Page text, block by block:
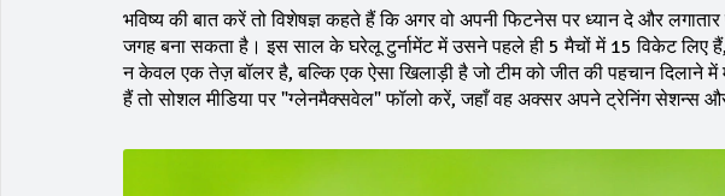
भविष्य की बात करें तो विशेषज्ञ कहते हैं कि अगर वो अपनी फिटनेस पर ध्यान दे और
जगह बना सकता है। इस साल के घरेलू टुर्नामेंट में उसने पहले ही 5 मैचों में 15 विकेट
न केवल एक तेज़ बॉलर है, बल्कि एक ऐसा खिलाड़ी है जो टीम को जीत की पहचान
हैं तो सोशल मीडिया पर "ग्लेनमैक्सवेल" फॉलो करें, जहाँ वह अक्सर अपने ट्रेनिंग सेशन्स